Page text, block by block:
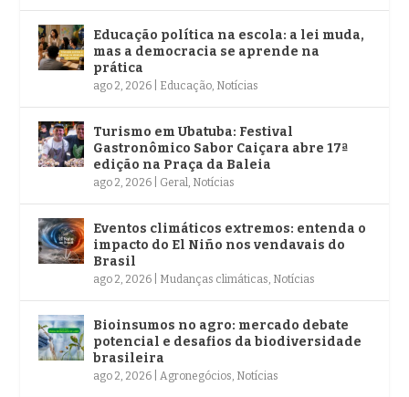
Educação política na escola: a lei muda,
mas a democracia se aprende na
prática
ago 2, 2026 Educação Notícias
Turismo em Ubatuba: Festival
Gastronômico Sabor Caiçara abre 17ª
edição na Praça da Baleia
ago 2, 2026 Geral Notícias
Eventos climáticos extremos: entenda o
impacto do El Niño nos vendavais do
Brasil
ago 2, 2026 Mudanças climáticas Notícias
Bioinsumos no agro: mercado debate
potencial e desafios da biodiversidade
brasileira
ago 2, 2026 Agronegócios Notícias